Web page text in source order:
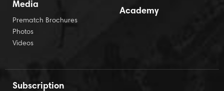
Media
Prematch Brochures
Photos
Videos
Academy
Subscription